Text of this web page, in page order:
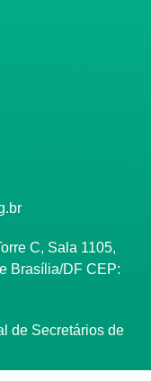
C, Sala 1105,
Brasília/DF CEP:
de Secretários de